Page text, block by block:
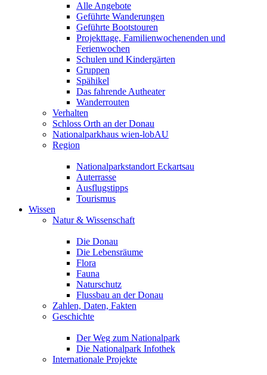
Alle Angebote
Geführte Wanderungen
Geführte Bootstouren
Projekttage, Familienwochenenden und
Ferienwochen
Schulen und Kindergärten
Gruppen
Spähikel
Das fahrende Autheater
Wanderrouten
Verhalten
Schloss Orth an der Donau
Nationalparkhaus wien-lobAU
Region
Nationalparkstandort Eckartsau
Auterrasse
Ausflugstipps
Tourismus
Wissen
Natur & Wissenschaft
Die Donau
Die Lebensräume
Flora
Fauna
Naturschutz
Flussbau an der Donau
Zahlen, Daten, Fakten
Geschichte
Der Weg zum Nationalpark
Die Nationalpark Infothek
Internationale Projekte